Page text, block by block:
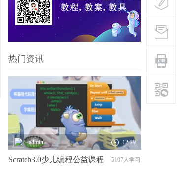
热门资讯
admin 12-29
Scratch3.0少儿编程公益课程 5107人学习